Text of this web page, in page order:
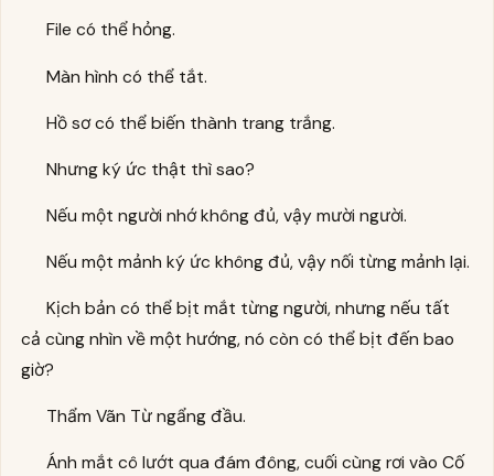
File có thể hỏng.
Màn hình có thể tắt.
Hồ sơ có thể biến thành trang trắng.
Nhưng ký ức thật thì sao?
Nếu một người nhớ không đủ, vậy mười người.
Nếu một mảnh ký ức không đủ, vậy nối từng mảnh lại.
Kịch bản có thể bịt mắt từng người, nhưng nếu tất
cả cùng nhìn về một hướng, nó còn có thể bịt đến bao
giờ?
Thẩm Vãn Từ ngẩng đầu.
Ánh mắt cô lướt qua đám đông, cuối cùng rơi vào Cố